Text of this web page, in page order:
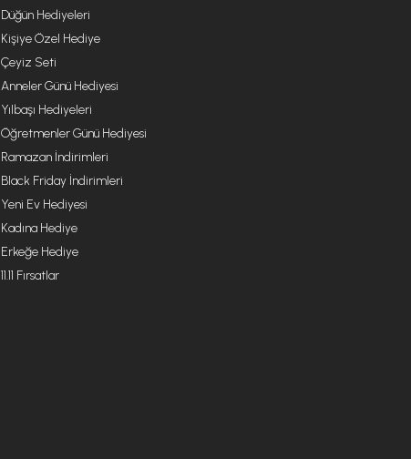
Düğün Hediyeleri
Kişiye Özel Hediye
Çeyiz Seti
Anneler Günü Hediyesi
Yılbaşı Hediyeleri
Öğretmenler Günü Hediyesi
Ramazan İndirimleri
Black Friday İndirimleri
Yeni Ev Hediyesi
Kadına Hediye
Erkeğe Hediye
11.11 Fırsatlar